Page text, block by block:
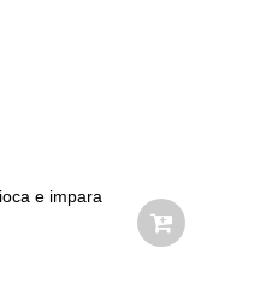
e impara